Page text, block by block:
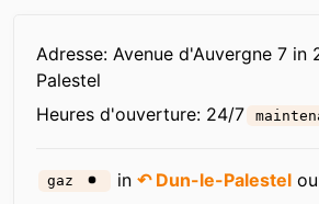
Adresse: Avenue d'Auvergne 7 in
Palestel
Heures d'ouverture: 24/7
gaz in↶ Dun-le-Palestel ou